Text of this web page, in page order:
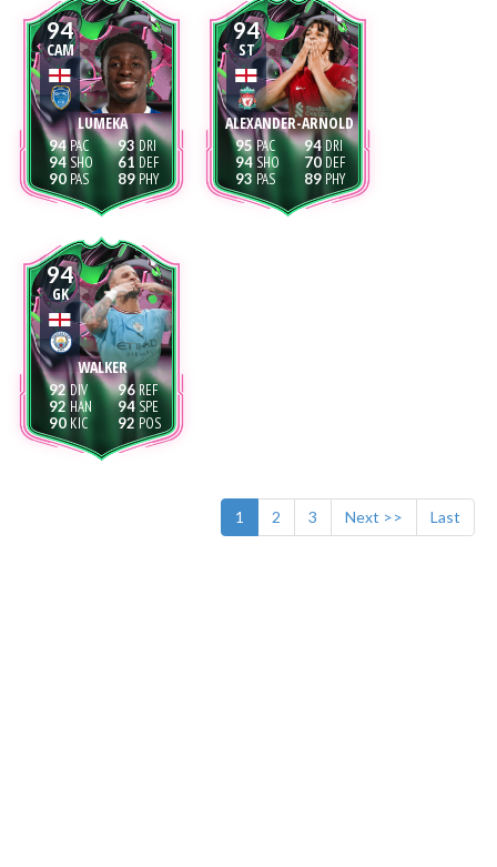
94
CAM
LUMEKA
94
94
90
93
61
89
94
ST
ALEXANDER-ARNOLD
95
94
93
94
70
89
94
GK
WALKER
92
92
90
96
94
92
1 2 3 Next >> Last